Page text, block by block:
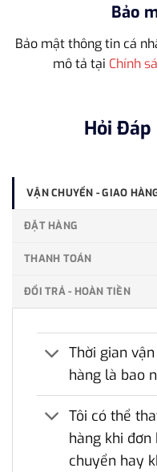
Bảo
Bảo mật thông tin cá
mô tả tại Chính
Hỏi Đáp
VẬN CHUYỂN - GIAO
ĐẶT HÀNG
THANH TOÁN
ĐỔI TRẢ - HOÀN TIỀN
Thời gian
hàng là bao
Tôi có thể
hàng khi đơn
chuyển hay